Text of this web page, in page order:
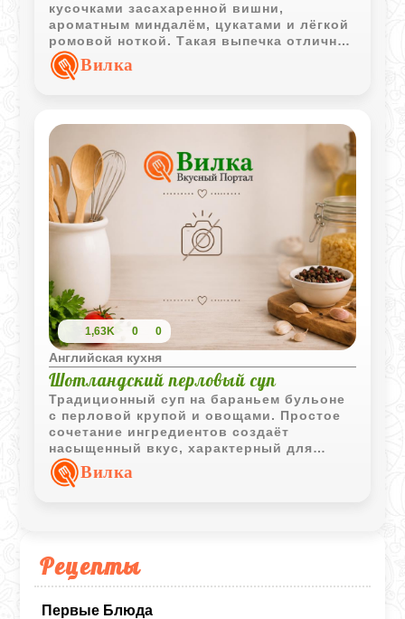
Рецепты
Первые Блюда
кусочками засахаренной вишни,
ароматным миндалём, цукатами и лёгкой
ромовой ноткой. Такая выпечка отлично
подходит для неспешного чаепития и
сохраняет насыщенный вкус даже на
Вилка
1,63K 0 0
Английская кухня
Шотландский перловый суп
Традиционный суп на бараньем бульоне
с перловой крупой и овощами. Простое
сочетание ингредиентов создаёт
насыщенный вкус, характерный для
старинной шотландской кухни.
Вилка